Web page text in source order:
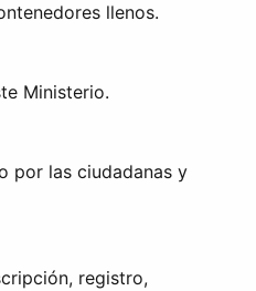
llenos.
Ministerio.
por las ciudadanas y
registro,